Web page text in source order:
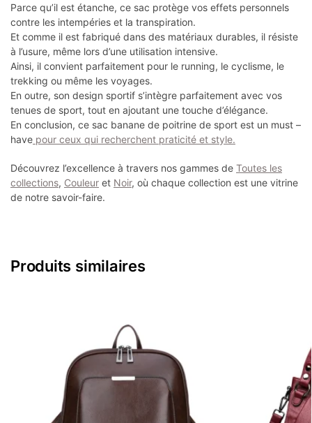
Parce qu’il est étanche, ce sac protège vos effets personnels
contre les intempéries et la transpiration.
Et comme il est fabriqué dans des matériaux durables, il résiste
à l’usure, même lors d’une utilisation intensive.
Ainsi, il convient parfaitement pour le running, le cyclisme, le
trekking ou même les voyages.
En outre, son design sportif s’intègre parfaitement avec vos
tenues de sport, tout en ajoutant une touche d’élégance.
En conclusion, ce sac banane de poitrine de sport est un must –
have pour ceux qui recherchent praticité et style.
Découvrez l’excellence à travers nos gammes de Toutes les
collections, Couleur et Noir, où chaque collection est une vitrine
de notre savoir-faire.
Produits similaires